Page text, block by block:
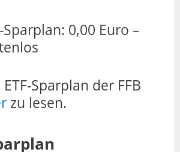
Sparplan: 0,00 Euro –
Sparplan der FFB
zu lesen.